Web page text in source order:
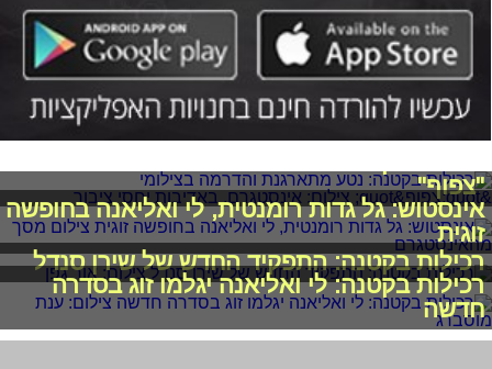
"צפוף"
אינסטוש: גל גדות רומנטית, לי ואליאנה בחופשה
זוגית
רכילות בקטנה: התפקיד החדש של שירן סנדל
רכילות בקטנה: לי ואליאנה יגלמו זוג בסדרה
חדשה
פאדיחות? קים אור אזולאי ותומר טליאס נחשפים